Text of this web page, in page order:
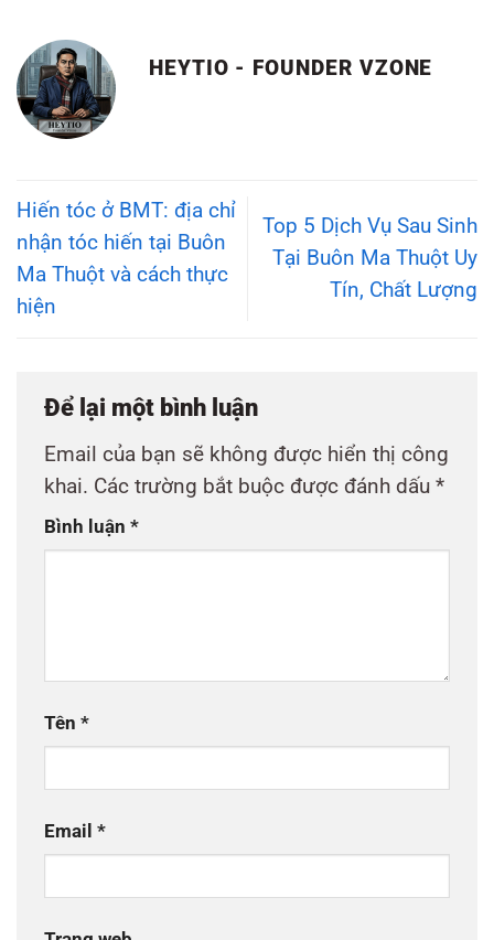
HEYTIO - FOUNDER VZONE
Hiến tóc ở BMT: địa chỉ
nhận tóc hiến tại Buôn
Ma Thuột và cách thực
hiện
Top 5 Dịch Vụ Sau Sinh
Tại Buôn Ma Thuột Uy
Tín, Chất Lượng
Để lại một bình luận
Email của bạn sẽ không được hiển thị công
khai. Các trường bắt buộc được đánh dấu *
Bình luận *
Tên *
Email *